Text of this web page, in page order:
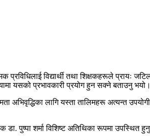
प्रविधिलाई विद्यार्थी तथा शिक्षकहरूले
यसको प्रभावकारी प्रयोग हुन सक्ने बताउनु भयो।
अभिवृद्धिका लागि यस्ता तालिमहरू अत्यन्त
डा. पुष्पा शर्मा विशिष्ट अतिथिका रूपमा उपस्थित